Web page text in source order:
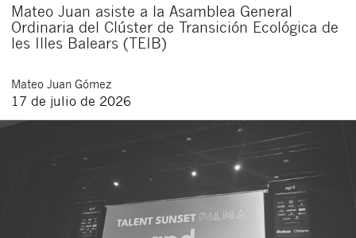
Mateo Juan asiste a la Asamblea General
Ordinaria del Clúster de Transición Ecológica de
les Illes Balears (TEIB)
Mateo Juan Gómez
17 de julio de 2026